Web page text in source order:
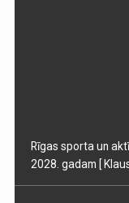
Rīgas sporta un
2028. gadam [